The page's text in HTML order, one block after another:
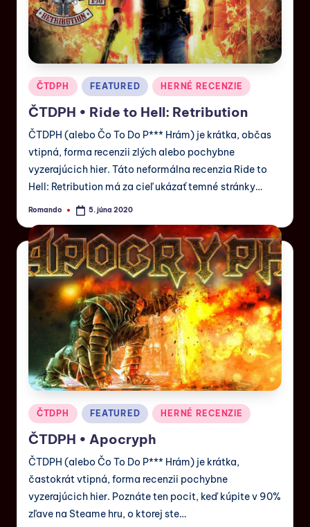
ČTDPH FEATURED HERNÉ RECENZIE
ČTDPH • Ride to Hell: Retribution
ČTDPH (alebo Čo To Do P*** Hrám) je krátka, občas
vtipná, forma recenzii zlých alebo pochybne
vyzerajúcich hier. Táto neformálna recenzia Ride to
Hell: Retribution má za cieľ ukázať temné stránky…
Romando 5. júna 2020
ČTDPH FEATURED HERNÉ RECENZIE
ČTDPH • Apocryph
ČTDPH (alebo Čo To Do P*** Hrám) je krátka,
častokrát vtipná, forma recenzii pochybne
vyzerajúcich hier. Poznáte ten pocit, keď kúpite v 90%
zľave na Steame hru, o ktorej ste…